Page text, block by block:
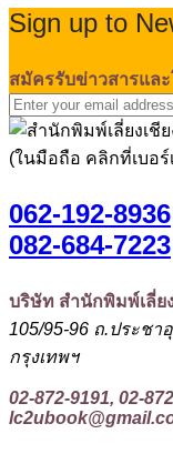
Sign up to
สมัครรับข่าวสารแล
(ในมือถือ คลิกที่เบอ
062-192-8936
082-684-7223
บริษัท สำนักพิมพ์เลี่ย
105/95-96 ถ.ประชา
กรุงเทพฯ
02-872-9191, 02-